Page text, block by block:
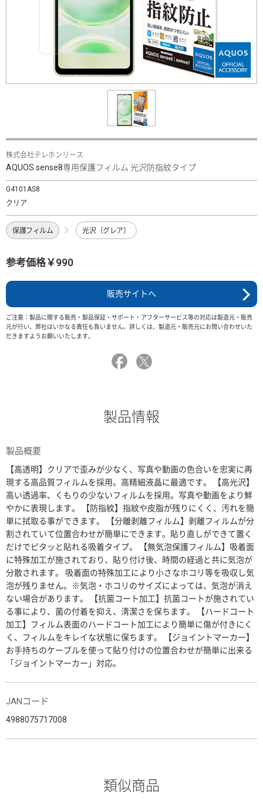
株式会社テレホンリース
AQUOS sense8専用保護フィルム 光沢防指紋タイプ
G4101AS8
クリア
保護フィルム 光沢（グレア）
参考価格￥990
販売サイトへ
ご注意：製品に関する販売・製品保証・サポート・アフターサービス等の対応は製造元・販売
元が行い、弊社はいかなる責任も負いません。詳しくは、製造元・販売元にお問い合わせいた
だきますようお願いいたします。
製品情報
製品概要
【高透明】クリアで歪みが少なく、写真や動画の色合いを忠実に再
現する高品質フィルムを採用。高精細液晶に最適です。 【高光沢】
高い透過率、くもりの少ないフィルムを採用。写真や動画をより鮮
やかに表現します。 【防指紋】指紋や皮脂が残りにくく、汚れを簡
単に拭取る事ができます。 【分離剥離フィルム】剥離フィルムが分
割されていて位置合わせが簡単にできます。貼り直しができて置く
だけでピタッと貼れる吸着タイプ。 【無気泡保護フィルム】吸着面
に特殊加工が施されており、貼り付け後、時間の経過と共に気泡が
分散されます。 吸着面の特殊加工により小さなホコリ等を吸収し気
泡が残りません。※気泡・ホコリのサイズによっては、気泡が消え
ない場合があります。 【抗菌コート加工】抗菌コートが施されてい
る事により、菌の付着を抑え、清潔さを保ちます。 【ハードコート
加工】フィルム表面のハードコート加工により簡単に傷が付きにく
く、フィルムをキレイな状態に保ちます。 【ジョイントマーカー】
お手持ちのケーブルを使って貼り付けの位置合わせが簡単に出来る
「ジョイントマーカー」対応。
JANコード
4988075717008
類似商品